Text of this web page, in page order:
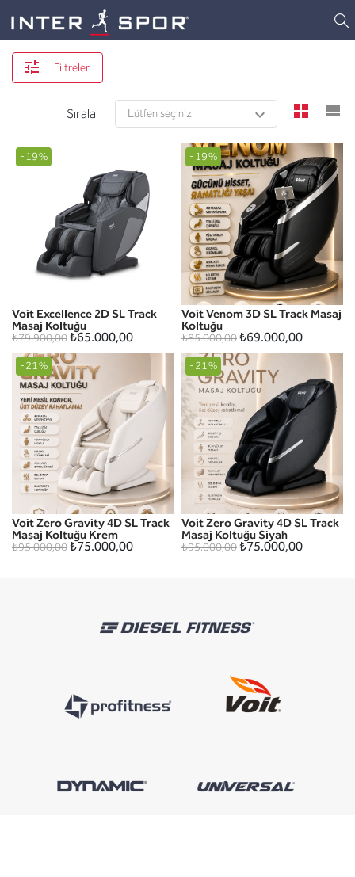
Filtreler
Sırala
-19%
Voit Excellence 2D SL Track
Masaj Koltuğu
₺79.900,00₺65.000,00
-19%
Voit Venom 3D SL Track Masaj
Koltuğu
₺85.000,00₺69.000,00
-21%
Voit Zero Gravity 4D SL Track
Masaj Koltuğu Krem
₺95.000,00₺75.000,00
-21%
Voit Zero Gravity 4D SL Track
Masaj Koltuğu Siyah
₺95.000,00₺75.000,00